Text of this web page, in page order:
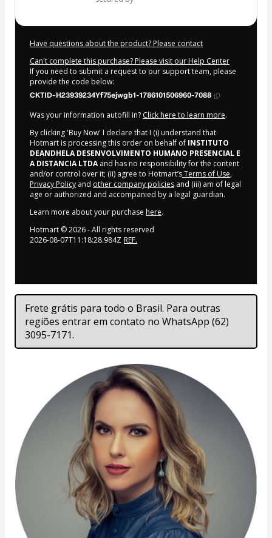
Have questions about the product? Please contact
Can't complete this purchase? Please visit our Help Center
If you need to submit a request to our support team, please
provide the code below:
CKTID-H23939234Yf75ejwgb1-1786101506960-7088
Was your information autofill in? Click here to learn more.
By clicking 'Buy Now' I declare that I (i) understand that
Hotmart is processing this order on behalf of INSTITUTO
DEANDHELA DESENVOLVIMENTO HUMANO PRESENCIAL E
A DISTANCIA LTDAand has no responsibility for the content
and/or control over it; (ii) agree to Hotmart’sTerms of Use,
Privacy Policy and other company policies and (iii) am of legal
age or authorized and accompanied by a legal guardian.
Learn more about your purchase here.
Hotmart ©2026- All rights reserved
2026-08-07T11:18:28.984Z REF.
Frete grátis para todo o Brasil. Para outras
regiões entrar em contato no WhatsApp (62)
3095-7171.